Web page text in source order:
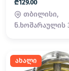
₾129.00
თბილისი,
ნ.ხოშარაულის
ახალი